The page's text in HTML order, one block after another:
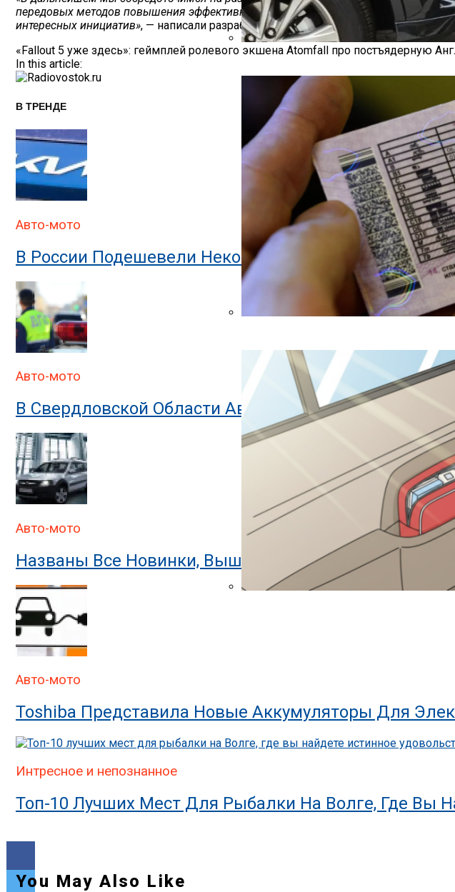
Автоюрист Объяснил, Когда Можно
передовых методов повышения эффективности и точности моделей во время
интересных инициатив», — написали разработчики в своём блоге.
Навигация
По
Записям
«Fallout 5 уже здесь»: геймплей ролевого экшена Atomfall про постъядерную
In this article:
В ТРЕНДЕ
Авто-мото
В России Подешевели Некоторые Импортные
Авто-мото
В Свердловской Области Автомобилист Сбил 11-
Авто-мото
Названы Все Новинки, Вышедшие На Российский
Авто-мото
Toshiba Представила Новые Аккумуляторы Для
Интресное и непознанное
Топ-10 Лучших Мест Для Рыбалки На Волге, Где Вы
You May Also Like